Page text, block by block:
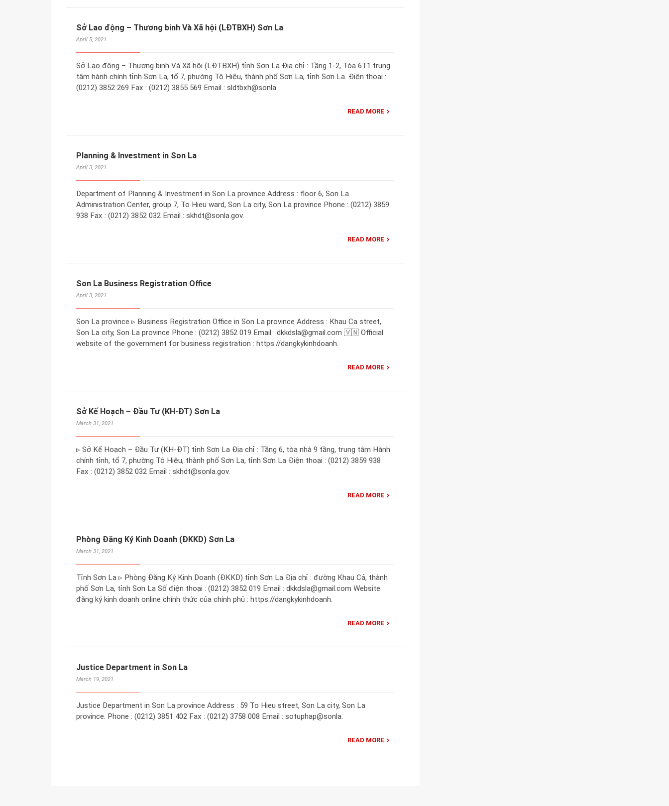
Sở Lao động – Thương binh Và Xã hội (LĐTBXH) Sơn La
April 5, 2021
Sở Lao động – Thương binh Và Xã hội (LĐTBXH) tỉnh Sơn La Địa chỉ : Tầng 1-2, Tòa 6T1 trung
tâm hành chính tỉnh Sơn La, tổ 7, phường Tô Hiệu, thành phố Sơn La, tỉnh Sơn La. Điện thoại :
(0212) 3852 269 Fax : (0212) 3855 569 Email : sldtbxh@sonla.
READ MORE
Planning & Investment in Son La
April 3, 2021
Department of Planning & Investment in Son La province Address : floor 6, Son La
Administration Center, group 7, To Hieu ward, Son La city, Son La province Phone : (0212) 3859
938 Fax : (0212) 3852 032 Email : skhdt@sonla.gov.
READ MORE
Son La Business Registration Office
April 3, 2021
Son La province ▹ Business Registration Office in Son La province Address : Khau Ca street,
Son La city, Son La province Phone : (0212) 3852 019 Email : dkkdsla@gmail.com 🇻🇳 Official
website of the government for business registration : https://dangkykinhdoanh.
READ MORE
Sở Kế Hoạch – Đầu Tư (KH-ĐT) Sơn La
March 31, 2021
▹ Sở Kế Hoạch – Đầu Tư (KH-ĐT) tỉnh Sơn La Địa chỉ : Tầng 6, tòa nhà 9 tầng, trung tâm Hành
chính tỉnh, tổ 7, phường Tô Hiệu, thành phố Sơn La, tỉnh Sơn La Điện thoại : (0212) 3859 938
Fax : (0212) 3852 032 Email : skhdt@sonla.gov.
READ MORE
Phòng Đăng Ký Kinh Doanh (ĐKKD) Sơn La
March 31, 2021
Tỉnh Sơn La ▹ Phòng Đăng Ký Kinh Doanh (ĐKKD) tỉnh Sơn La Địa chỉ : đường Khau Cả, thành
phố Sơn La, tỉnh Sơn La Số điện thoại : (0212) 3852 019 Email : dkkdsla@gmail.com Website
đăng ký kinh doanh online chính thức của chính phủ : https://dangkykinhdoanh.
READ MORE
Justice Department in Son La
March 19, 2021
Justice Department in Son La province Address : 59 To Hieu street, Son La city, Son La
province. Phone : (0212) 3851 402 Fax : (0212) 3758 008 Email : sotuphap@sonla.
READ MORE